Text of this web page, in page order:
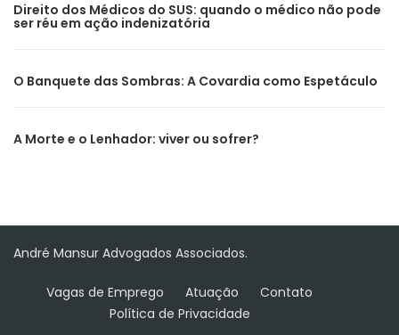
Direito dos Médicos do SUS: quando o médico não pode
ser réu em ação indenizatória
O Banquete das Sombras: A Covardia como Espetáculo
A Morte e o Lenhador: viver ou sofrer?
André Mansur Advogados Associados.
Vagas de Emprego Atuação
Contato
Política de Privacidade